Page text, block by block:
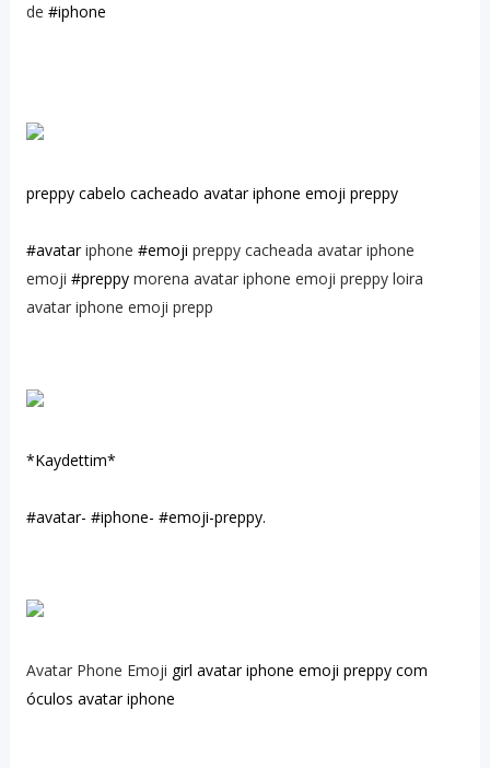
de #iphone
preppy cabelo cacheado avatar iphone emoji preppy
#avatariphone #emoji preppy cacheada avatar iphone
emoji #preppymorena avatar iphone emoji preppy loira
avatar iphone emoji prepp
*Kaydettim*
#avatar- #iphone- #emoji-preppy.
Avatar Phone Emoji girl avatar iphone emoji preppy com
óculos avatar iphone